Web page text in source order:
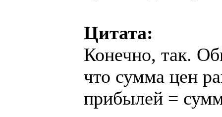
Цитата:
Конечно, так.
что сумма цен
прибылей =